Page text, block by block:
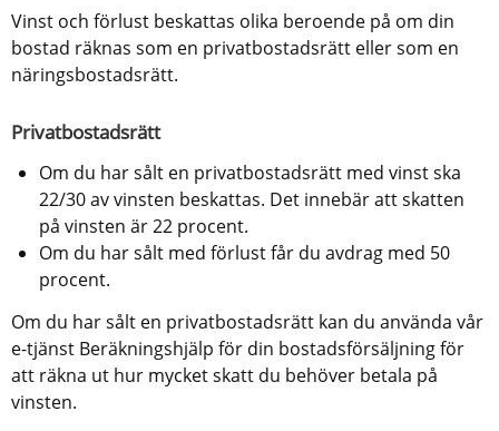
Vinst och förlust beskattas olika beroende på om din
bostad räknas som en privatbostadsrätt eller som en
näringsbostadsrätt.
Privatbostadsrätt
Om du har sålt en privatbostadsrätt med vinst ska
22/30 av vinsten beskattas. Det innebär att skatten
på vinsten är 22 procent.
Om du har sålt med förlust får du avdrag med 50
procent.
Om du har sålt en privatbostadsrätt kan du använda vår
e-tjänst Beräkningshjälp för din bostadsförsäljning för
att räkna ut hur mycket skatt du behöver betala på
vinsten.